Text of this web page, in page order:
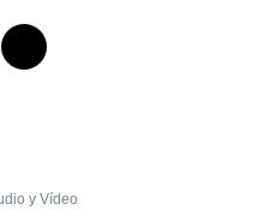
y Vídeo